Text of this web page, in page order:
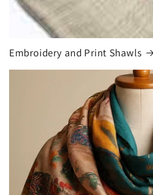
Embroidery and Print Shawls